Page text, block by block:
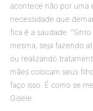
acontece não por uma
necessidade que
fica é a saudade:
mesma, seja fazendo
ou realizando
mães colocam seus
faço isso. É como se
Gisele.